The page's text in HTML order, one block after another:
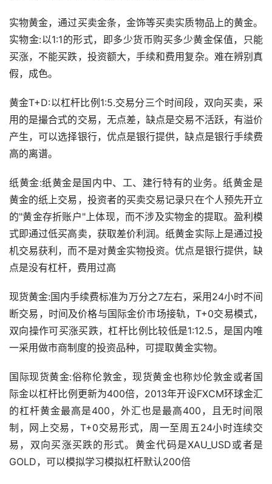
实物黄金，通过买卖金条，金饰等买卖实质物品上的黄金。
实物金:以1:1的形式，即多少货币购买多少黄金保值，只能
买涨，不能买跌，投资额大，手续和费用复杂。难在辨别真
假，成色。
黄金T+D:以杠杆比例1:5.交易分三个时间段，双向买卖，采
用的是撮合式的交易，无点差，缺点是交易不活跃，有溢价
产生，可以选择银行，优点是银行提供，缺点是银行手续费
高的离谱。
纸黄金:纸黄金是国内中、工、建行特有的业务。纸黄金是
黄金的纸上交易，投资者的买卖交易记录只在个人预先开立
的"黄金存折账户"上体现，而不涉及实物金的提取。盈利模
式即通过低买高卖，获取差价利润。纸黄金实际上是通过投
机交易获利，而不是对黄金实物投资。优点是银行提供，缺
点是没有杠杆，费用过高
现货黄金:国内手续费标准为万分之7左右，采用24小时不间
断交易，时间及价格与国际金价市场接轨，T+0交易模式，
双向操作可买涨买跌，杠杆比例比较低是1:12.5，是国内唯
一采用做市商制度的投资品种，可提取黄金实物。
国际现货黄金:俗称伦敦金，现货黄金也称炒伦敦金或者国
际金以杠杆比例更新为400倍，2013年开设FXCM环球金汇
的杠杆黄金最高是400，外汇也是最高400，且无时间限
制，网上交易，T+0交易形式，周一至周五24小时连续交
易，双向买涨买跌的形式。黄金代码是XAU_USD或者是
GOLD，可以模拟学习模拟杠杆默认200倍